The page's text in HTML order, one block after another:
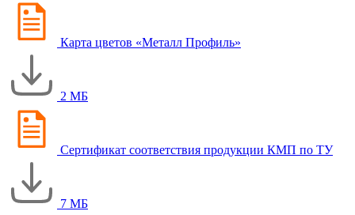
Карта цветов «Металл Профиль»
2 МБ
Сертификат соответствия продукции КМП по ТУ
7 МБ